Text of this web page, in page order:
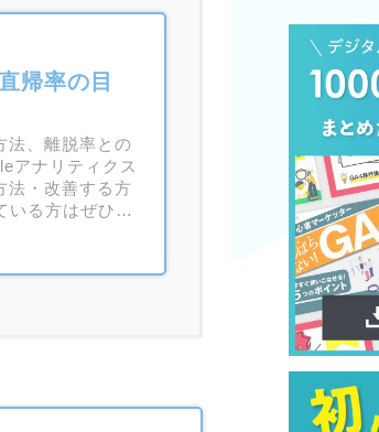
帰率の目
法、離脱率との
アナリティクス
法・改善する方
いる方はぜひ参